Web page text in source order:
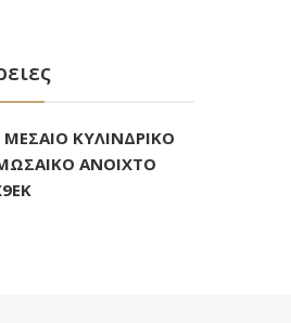
ΜΕΣΑΙΟ ΚΥΛΙΝΔΡΙΚΟ
ΑΝΟΙΧΤΟ